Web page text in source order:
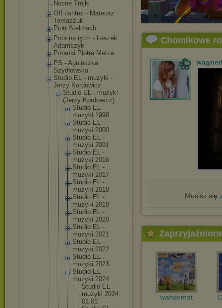
Nocne Trójki
Off control - Mateusz
Tomaszuk
Piotr Stelmach
Pora na rytm - Leszek
Adamczyk
Poranki Piotra Metza
PS - Agnieszka
Szydłowska
Studio EL - muzyki -
Jerzy Kordowicz
Studio EL - muzyki
(Jerzy Kordowicz)
Studio EL -
muzyki 1999
Studio EL -
muzyki 2000
Studio EL -
muzyki 2001
Studio EL -
muzyki 2016
Studio EL -
muzyki 2017
Studio EL -
muzyki 2018
Studio EL -
muzyki 2019
Studio EL -
muzyki 2020
Studio EL -
muzyki 2021
Studio EL -
muzyki 2022
Studio EL -
muzyki 2023
Studio EL -
muzyki 2024
Studio EL -
muzyki 2024.
01.01
Chomikowe
Musisz się
wandemat